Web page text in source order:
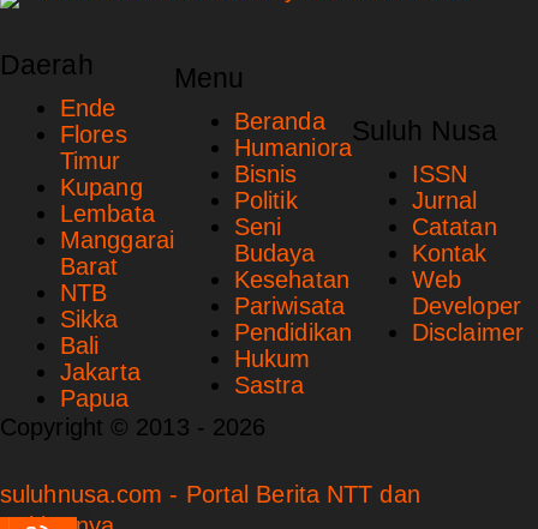
Daerah
Ende
Flores
Timur
Kupang
Lembata
Manggarai
Barat
NTB
Sikka
Bali
Jakarta
Papua
Menu
Beranda
Humaniora
Bisnis
Politik
Seni
Budaya
Kesehatan
Pariwisata
Pendidikan
Hukum
Sastra
Suluh Nusa
ISSN
Jurnal
Catatan
Kontak
Web
Developer
Disclaimer
Copyright © 2013 - 2026
suluhnusa.com - Portal Berita NTT dan